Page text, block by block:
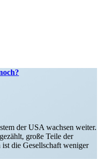
der USA wachsen weiter.
große Teile der
die Gesell­schaft weniger